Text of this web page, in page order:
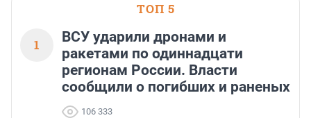
ТОП 5
1
ВСУ ударили дронами и
ракетами по одиннадцати
регионам России. Власти
сообщили о погибших и раненых
106 333